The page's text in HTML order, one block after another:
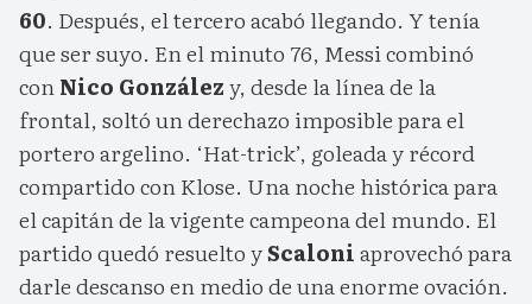
60. Después, el tercero acabó llegando. Y tenía
que ser suyo. En el minuto 76, Messi combinó
conNico Gonzálezy, desde la línea de la
frontal, soltó un derechazo imposible para el
portero argelino. ‘Hat-trick’, goleada y récord
compartido con Klose. Una noche histórica para
el capitán de la vigente campeona del mundo. El
partido quedó resuelto yScaloniaprovechó para
darle descanso en medio de una enorme ovación.